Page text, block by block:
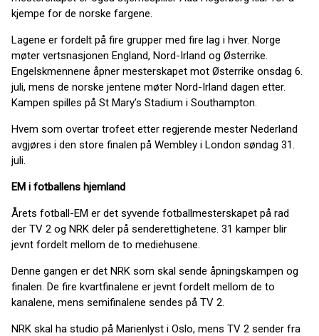
kjempe for de norske fargene.
Lagene er fordelt på fire grupper med fire lag i hver. Norge
møter vertsnasjonen England, Nord-Irland og Østerrike.
Engelskmennene åpner mesterskapet mot Østerrike onsdag 6.
juli, mens de norske jentene møter Nord-Irland dagen etter.
Kampen spilles på St Mary’s Stadium i Southampton.
Hvem som overtar trofeet etter regjerende mester Nederland
avgjøres i den store finalen på Wembley i London søndag 31.
juli.
EM i fotballens hjemland
Årets fotball-EM er det syvende fotballmesterskapet på rad
der TV 2 og NRK deler på senderettighetene. 31 kamper blir
jevnt fordelt mellom de to mediehusene.
Denne gangen er det NRK som skal sende åpningskampen og
finalen. De fire kvartfinalene er jevnt fordelt mellom de to
kanalene, mens semifinalene sendes på TV 2.
NRK skal ha studio på Marienlyst i Oslo, mens TV 2 sender fra